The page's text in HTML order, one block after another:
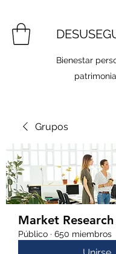
Bienestar
Grupos
Market
Público · 650 miembros